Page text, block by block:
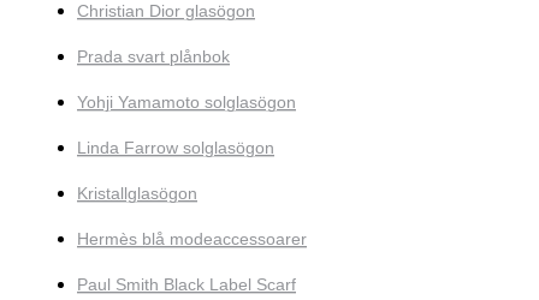
Christian Dior glasögon
Prada svart plånbok
Yohji Yamamoto solglasögon
Linda Farrow solglasögon
Kristallglasögon
Hermès blå modeaccessoarer
Paul Smith Black Label Scarf